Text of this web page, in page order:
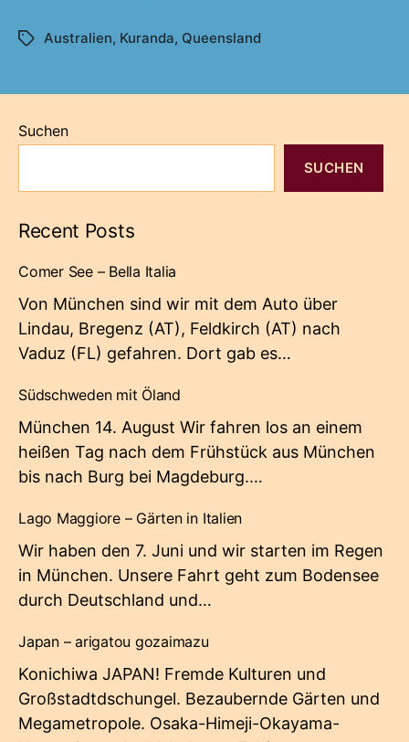
Schlagwörter
Australien, Kuranda, Queensland
Suchen
SUCHEN
Recent Posts
Comer See – Bella Italia
Von München sind wir mit dem Auto über
Lindau, Bregenz (AT), Feldkirch (AT) nach
Vaduz (FL) gefahren. Dort gab es…
Südschweden mit Öland
München 14. August Wir fahren los an einem
heißen Tag nach dem Frühstück aus München
bis nach Burg bei Magdeburg.…
Lago Maggiore – Gärten in Italien
Wir haben den 7. Juni und wir starten im Regen
in München. Unsere Fahrt geht zum Bodensee
durch Deutschland und…
Japan – arigatou gozaimazu
Konichiwa JAPAN! Fremde Kulturen und
Großstadtdschungel. Bezaubernde Gärten und
Megametropole. Osaka-Himeji-Okayama-